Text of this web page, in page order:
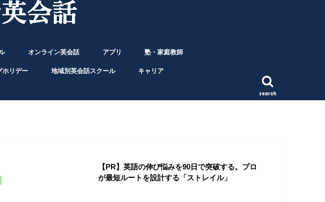
search
オンライン英会話 アプリ 塾・家庭教師
ホリデー 地域別英会話スクール キャリア
【PR】英語の伸び悩みを90日で突破する。プロ
が最短ルートを設計する「ストレイル」